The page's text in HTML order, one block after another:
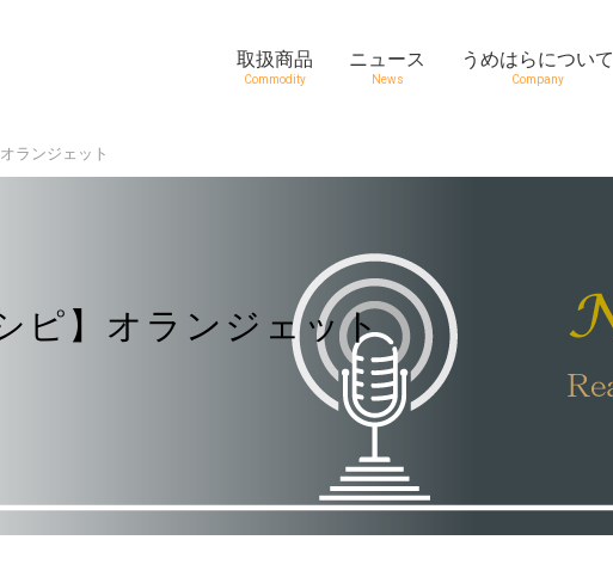
取扱商品
Commodity
ニュース
News
うめはらについて
Company
ランジェット
ピ】オランジェット